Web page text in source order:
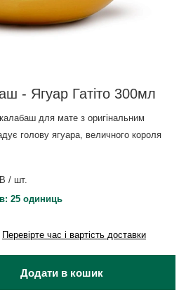
- Ягуар Гатіто 300мл
для мате з оригінальним
голову ягуара, величного короля
Перевірте час і вартість доставки
/ шт.
25 одиниць
Додати в кошик